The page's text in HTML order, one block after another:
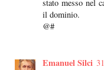
stato messo nel
il dominio.
@#
Emanuel Silci